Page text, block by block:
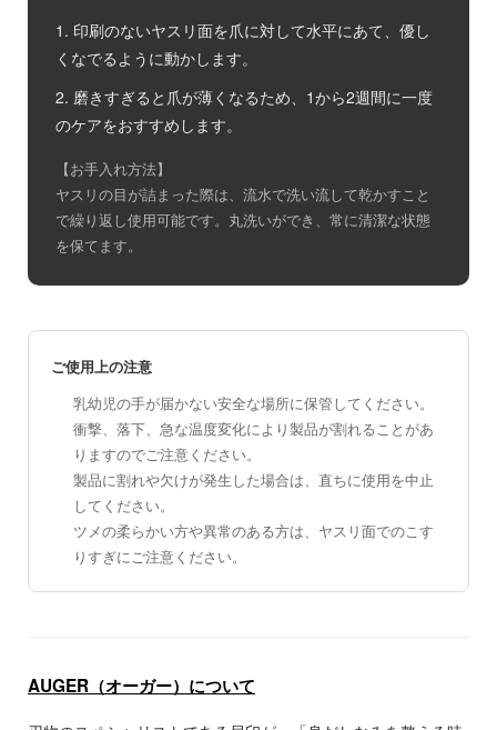
1. 印刷のないヤスリ面を爪に対して水平にあて、優し
くなでるように動かします。
2. 磨きすぎると爪が薄くなるため、1から2週間に一度
のケアをおすすめします。
【お手入れ方法】
ヤスリの目が詰まった際は、流水で洗い流して乾かすこと
で繰り返し使用可能です。丸洗いができ、常に清潔な状態
を保てます。
ご使用上の注意
乳幼児の手が届かない安全な場所に保管してください。
衝撃、落下、急な温度変化により製品が割れることがあ
りますのでご注意ください。
製品に割れや欠けが発生した場合は、直ちに使用を中止
してください。
ツメの柔らかい方や異常のある方は、ヤスリ面でのこす
りすぎにご注意ください。
AUGER（オーガー）について